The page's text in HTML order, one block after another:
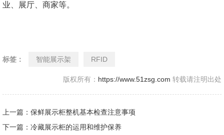
业、展厅、商家等。
标签： 智能展示架 RFID
版权所有： https://www.51zsg.com 转载请注明出处
上一篇：保鲜展示柜整机基本检查注意事项
下一篇：冷藏展示柜的运用和维护保养